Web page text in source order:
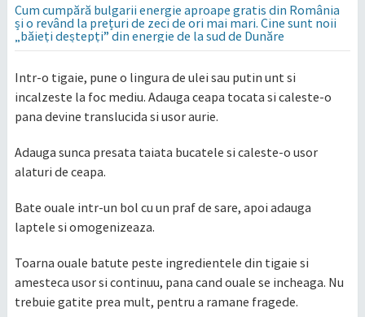
Cum cumpără bulgarii energie aproape gratis din România
și o revând la prețuri de zeci de ori mai mari. Cine sunt noii
„băieți deștepți” din energie de la sud de Dunăre
Intr-o tigaie, pune o lingura de ulei sau putin unt si
incalzeste la foc mediu. Adauga ceapa tocata si caleste-o
pana devine translucida si usor aurie.
Adauga sunca presata taiata bucatele si caleste-o usor
alaturi de ceapa.
Bate ouale intr-un bol cu un praf de sare, apoi adauga
laptele si omogenizeaza.
Toarna ouale batute peste ingredientele din tigaie si
amesteca usor si continuu, pana cand ouale se incheaga. Nu
trebuie gatite prea mult, pentru a ramane fragede.